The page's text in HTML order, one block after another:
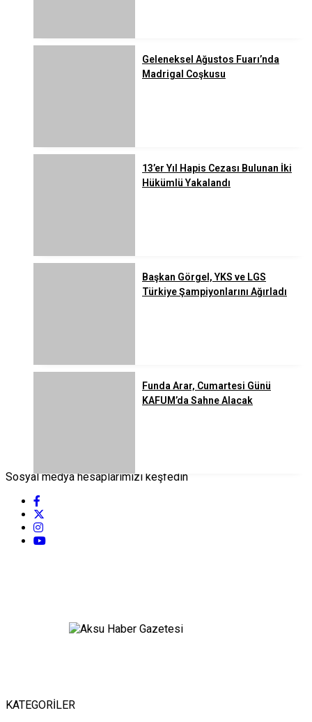
Geleneksel Ağustos Fuarı’nda
Madrigal Coşkusu
13’er Yıl Hapis Cezası Bulunan İki
Hükümlü Yakalandı
Başkan Görgel, YKS ve LGS
Türkiye Şampiyonlarını Ağırladı
Funda Arar, Cumartesi Günü
KAFUM’da Sahne Alacak
Sosyal medya hesaplarımızı keşfedin
KATEGORİLER